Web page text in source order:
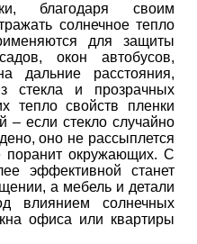
благодаря своим
солнечное тепло
для защиты
окон автобусов,
дальние расстояния,
стекла и прозрачных
тепло свойств пленки
– если стекло случайно
оно не рассыплется
поранит окружающих. С
эффективной станет
а мебель и детали
влиянием солнечных
офиса или квартиры